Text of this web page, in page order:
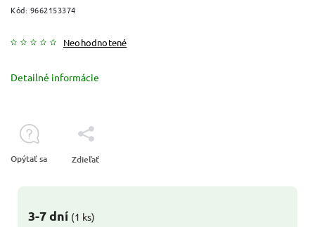
Kód: 9662153374
Neohodnotené
3-7 dní (1 ks)
Detailné informácie
Opýtať sa Zdieľať